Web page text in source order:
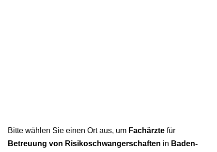
Bitte wählen Sie einen Ort aus, um Fachärzte für
Betreuung von Risikoschwangerschaften in Baden-